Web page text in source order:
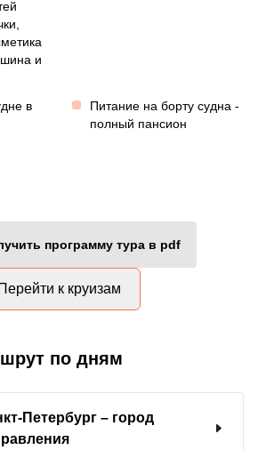
и
в
Питание на борту судна -
полный пансион
программу тура в pdf
Перейти к круизам
по дням
Петербург – город